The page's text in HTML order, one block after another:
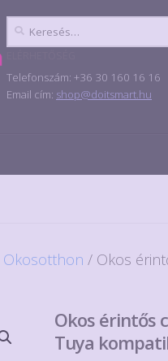
Keresés:
Telefonszám: +36 30 160 16 16
Email cím: shop@doitsmart.hu
Okosotthon / Okos
Okos érintős
Tuya